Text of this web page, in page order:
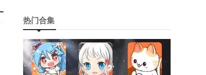
热门合集